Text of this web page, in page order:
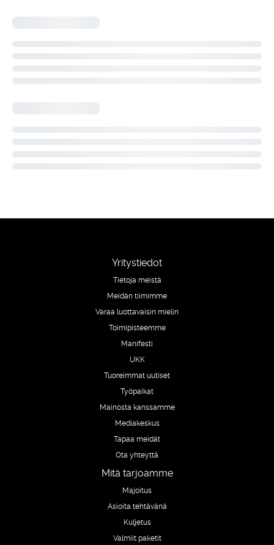
Yritystiedot
Tietoja meistä
Meidän tiimimme
Varaa luottavaisin mielin
Toimipisteemme
Manifesti
UKK
Tuoreimmat uutiset
Työpaikat
Mainosta kanssamme
Mediakeskus
Tapaa meidät
Ota yhteyttä
Mitä tarjoamme
Majoitus
Asioita tehtävänä
Kuljetus
Valmiit paketit